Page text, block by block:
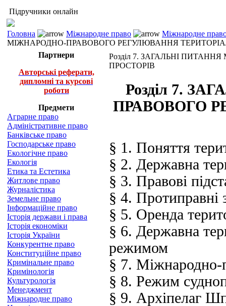
Підручники онлайн
Головна Міжнародне право
Міжнародне
МІЖНАРОДНО-ПРАВОВОГО РЕГУЛЮВАННЯ
Партнери
Авторські реферати,
дипломні та курсові
роботи
Предмети
Аграрне право
Адміністративне право
Банківське право
Господарське право
Екологічне право
Екологія
Етика та Естетика
Житлове право
Журналістика
Земельне право
Інформаційне право
Історія держави і права
Історія економіки
Історія України
Конкурентне право
Конституційне право
Кримінальне право
Кримінологія
Культурологія
Менеджмент
Міжнародне право
Розділ 7. ЗАГАЛЬНІ
ПРОСТОРІВ
Розділ 7.
ПРАВОВОГО
§ 1. Поняття
§ 2. Державна
§ 3. Правові
§ 4. Протиправні
§ 5. Оренда
§ 6. Державна
режимом
§ 7. Міжнародно-
§ 8. Режим
§ 9. Архіпелаг